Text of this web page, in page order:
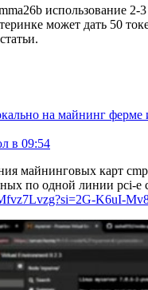
использование
может дать 50
на майнинг ферме
в 09:54
майнинговых карт
по одной линии pci-e
K6uI-